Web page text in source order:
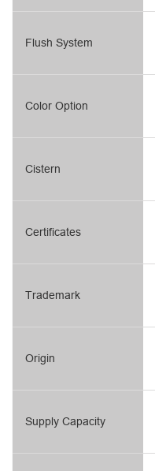
Flush System
Color Option
Cistern
Certificates
Trademark
Origin
Supply Capacity